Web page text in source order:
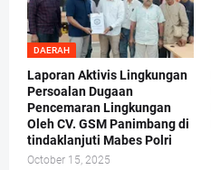
DAERAH
Laporan Aktivis Lingkungan
Persoalan Dugaan
Pencemaran Lingkungan
Oleh CV. GSM Panimbang di
tindaklanjuti Mabes Polri
October 15, 2025